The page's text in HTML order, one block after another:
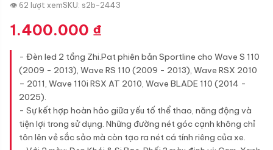
👁 62 lượt xemSKU: s2b-2443
1.400.000 ₫
- Đèn led 2 tầng Zhi.Pat phiên bản Sportline cho Wave S 110
(2009 - 2013), Wave RS 110 (2009 - 2013), Wave RSX 2010
– 2011, Wave 110i RSX AT 2010, Wave BLADE 110 (2014 -
2025).
- Sự kết hợp hoàn hảo giữa yếu tố thể thao, năng động và
tiện lợi trong sử dụng. Những đường nét góc cạnh không chỉ
tôn lên vẻ sắc sảo mà còn tạo ra nét cá tính riêng của xe.